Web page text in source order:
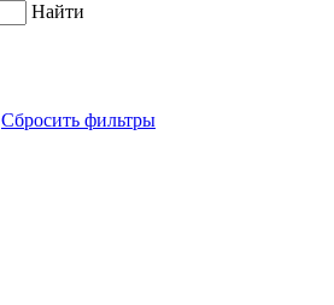
Найти
Сбросить фильтры